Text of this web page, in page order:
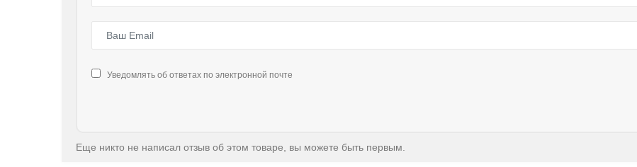
Уведомлять об ответах по электронной почте
Еще никто не написал отзыв об этом товаре, вы можете быть первым.